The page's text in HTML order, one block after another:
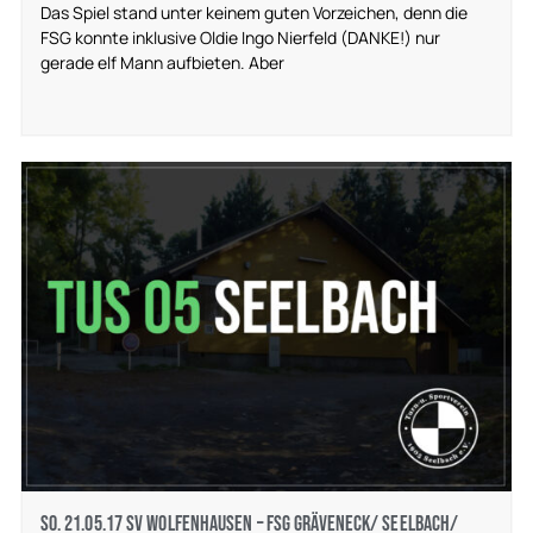
Das Spiel stand unter keinem guten Vorzeichen, denn die
FSG konnte inklusive Oldie Ingo Nierfeld (DANKE!) nur
gerade elf Mann aufbieten. Aber
So. 21.05.17 SV Wolfenhausen – FSG Gräveneck/ Seelbach/